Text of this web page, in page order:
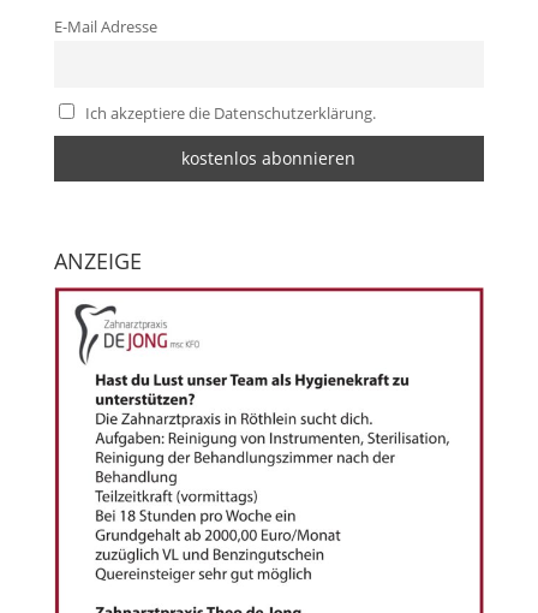
E-Mail Adresse
Ich akzeptiere die Datenschutzerklärung.
ANZEIGE